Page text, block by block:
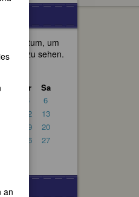
Datum, um
zu sehen.
Fr
Sa
5
6
12
13
19
20
26
27
an